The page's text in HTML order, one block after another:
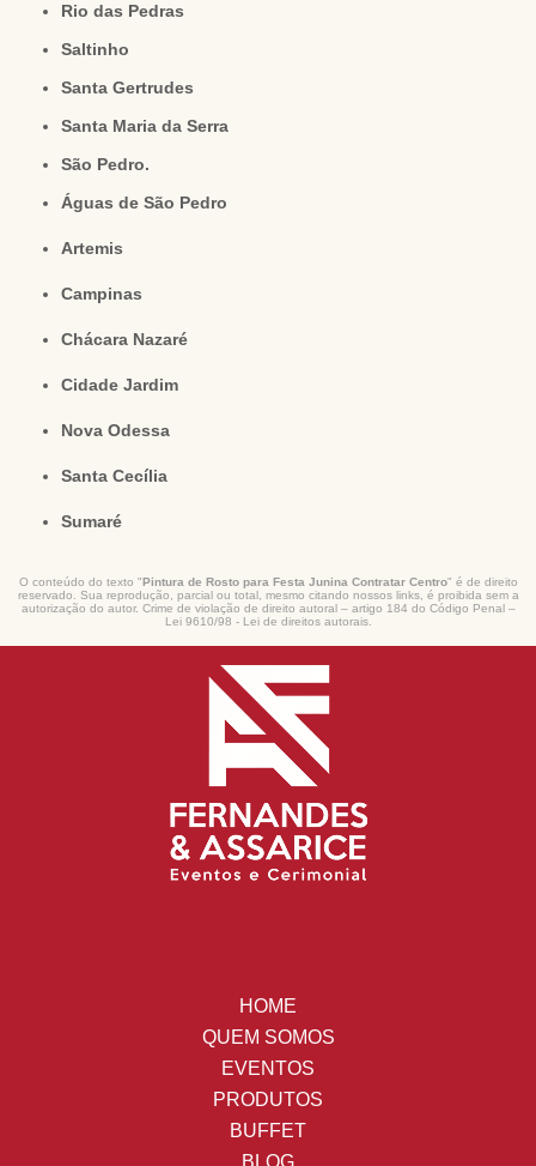
Rio das Pedras
Saltinho
Santa Gertrudes
Santa Maria da Serra
São Pedro.
Águas de São Pedro
Artemis
Campinas
Chácara Nazaré
Cidade Jardim
Nova Odessa
Santa Cecília
Sumaré
O conteúdo do texto " Pintura de Rosto para Festa Junina Contratar Centro" é de direito
reservado. Sua reprodução, parcial ou total, mesmo citando nossos links, é proibida sem a
autorização do autor. Crime de violação de direito autoral – artigo 184 do Código Penal –
Lei 9610/98 - Lei de direitos autorais.
HOME
QUEM SOMOS
EVENTOS
PRODUTOS
BUFFET